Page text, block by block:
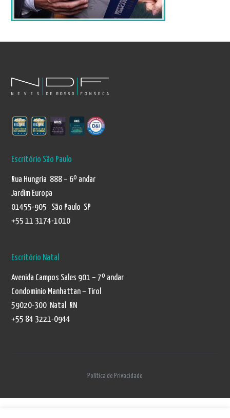
Escritório São Paulo
Rua Hungria 888 – 6º andar
Jardim Europa
01455-905 São Paulo SP
+55 11 3174-1010
Escritório Natal
Avenida Campos Sales 901 – 7º andar
Condomínio Manhattan – Tirol
59020-300 Natal RN
+55 84 3221-0944
Política de Privacidade